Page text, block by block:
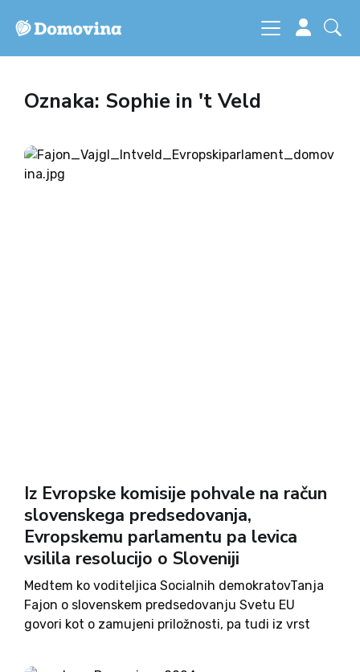
Oznaka: Sophie in 't Veld
Iz Evropske komisije pohvale na račun
slovenskega predsedovanja,
Evropskemu parlamentu pa levica
vsilila resolucijo o Sloveniji
Medtem ko voditeljica Socialnih demokratovTanja
Fajon o slovenskem predsedovanju Svetu EU
govori kot o zamujeni priložnosti, pa tudi iz vrst
letijo pohvale. Potem ko je slovensko